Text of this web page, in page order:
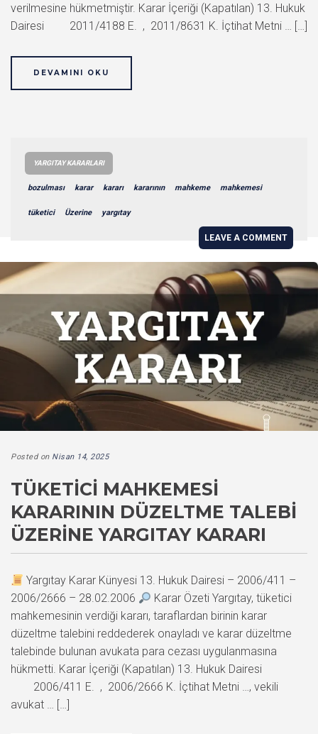
verilmesine hükmetmiştir. Karar İçeriği (Kapatılan) 13. Hukuk
Dairesi 2011/4188 E. , 2011/8631 K. İçtihat Metni … […]
DEVAMINI OKU
YARGITAY KARARLARI
bozulması karar kararı kararının mahkeme mahkemesi
tüketici Üzerine yargıtay
LEAVE A COMMENT
Posted on Nisan 14, 2025
TÜKETICI MAHKEMESI
KARARININ DÜZELTME TALEBI
ÜZERINE YARGITAY KARARI
Yargıtay Karar Künyesi 13. Hukuk Dairesi – 2006/411 –
2006/2666 – 28.02.2006
Karar Özeti Yargıtay, tüketici
mahkemesinin verdiği kararı, taraflardan birinin karar
düzeltme talebini reddederek onayladı ve karar düzeltme
talebinde bulunan avukata para cezası uygulanmasına
hükmetti. Karar İçeriği (Kapatılan) 13. Hukuk Dairesi
2006/411 E. , 2006/2666 K. İçtihat Metni …, vekili
avukat … […]